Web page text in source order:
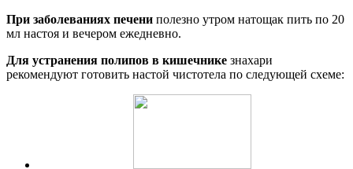
При заболеваниях печени полезно утром натощак пить по 20
мл настоя и вечером ежедневно.
Для устранения полипов в кишечнике знахари
рекомендуют готовить настой чистотела по следующей схеме: